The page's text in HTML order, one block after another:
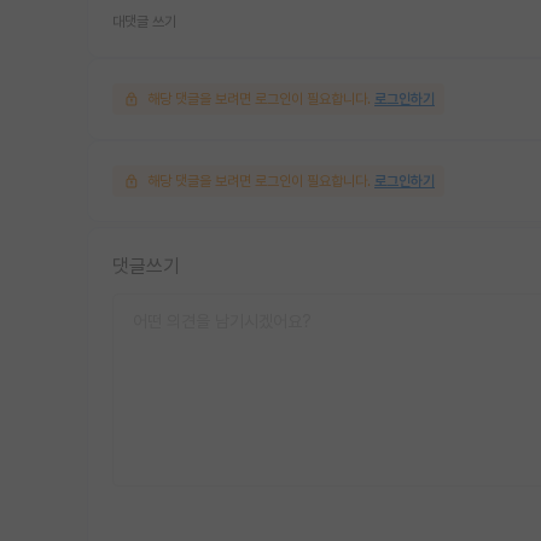
대댓글 쓰기
해당 댓글을 보려면 로그인이 필요합니다. 로그인하기
해당 댓글을 보려면 로그인이 필요합니다. 로그인하기
댓글쓰기